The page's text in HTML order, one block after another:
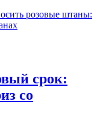
розовые штаны:
срок:
со